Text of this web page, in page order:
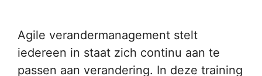
Agile verandermanagement stelt
iedereen in staat zich continu aan te
passen aan verandering. In deze training